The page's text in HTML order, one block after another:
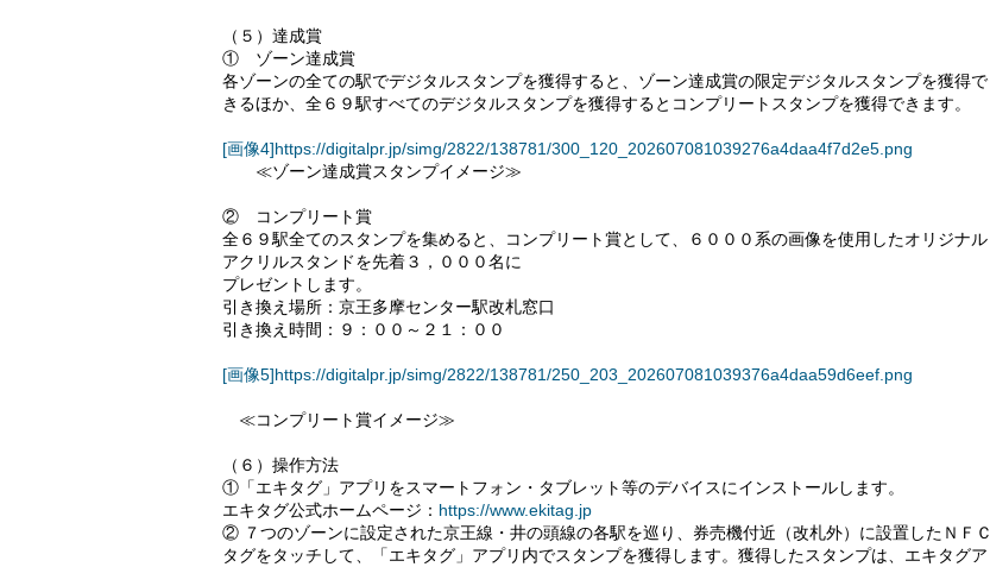
（５）達成賞
① ゾーン達成賞
各ゾーンの全ての駅でデジタルスタンプを獲得すると、ゾーン達成賞の限定デジタルスタンプを獲得で
きるほか、全６９駅すべてのデジタルスタンプを獲得するとコンプリートスタンプを獲得できます。
[画像4]https://digitalpr.jp/simg/2822/138781/300_120_202607081039276a4daa4f7d2e5.png
≪ゾーン達成賞スタンプイメージ≫
② コンプリート賞
全６９駅全てのスタンプを集めると、コンプリート賞として、６０００系の画像を使用したオリジナル
アクリルスタンドを先着３，０００名に
プレゼントします。
引き換え場所：京王多摩センター駅改札窓口
引き換え時間：９：００～２１：００
[画像5]https://digitalpr.jp/simg/2822/138781/250_203_202607081039376a4daa59d6eef.png
≪コンプリート賞イメージ≫
（６）操作方法
①「エキタグ」アプリをスマートフォン・タブレット等のデバイスにインストールします。
エキタグ公式ホームページ： https://www.ekitag.jp
② ７つのゾーンに設定された京王線・井の頭線の各駅を巡り、券売機付近（改札外）に設置したＮＦＣ
タグをタッチして、「エキタグ」アプリ内でスタンプを獲得します。獲得したスタンプは、エキタグア